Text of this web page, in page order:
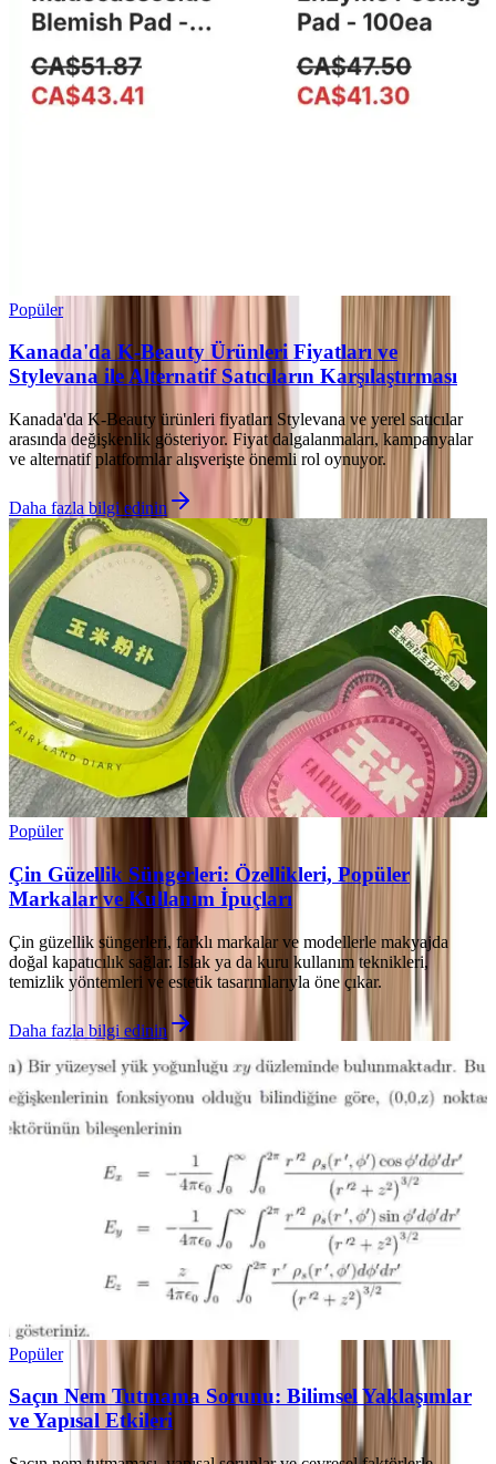
Popüler
Kanada'da K-Beauty Ürünleri Fiyatları ve
Stylevana ile Alternatif Satıcıların Karşılaştırması
Kanada'da K-Beauty ürünleri fiyatları Stylevana ve yerel satıcılar
arasında değişkenlik gösteriyor. Fiyat dalgalanmaları, kampanyalar
ve alternatif platformlar alışverişte önemli rol oynuyor.
Daha fazla bilgi edinin
Popüler
Çin Güzellik Süngerleri: Özellikleri, Popüler
Markalar ve Kullanım İpuçları
Çin güzellik süngerleri, farklı markalar ve modellerle makyajda
doğal kapatıcılık sağlar. Islak ya da kuru kullanım teknikleri,
temizlik yöntemleri ve estetik tasarımlarıyla öne çıkar.
Daha fazla bilgi edinin
Popüler
Saçın Nem Tutmama Sorunu: Bilimsel Yaklaşımlar
ve Yapısal Etkileri